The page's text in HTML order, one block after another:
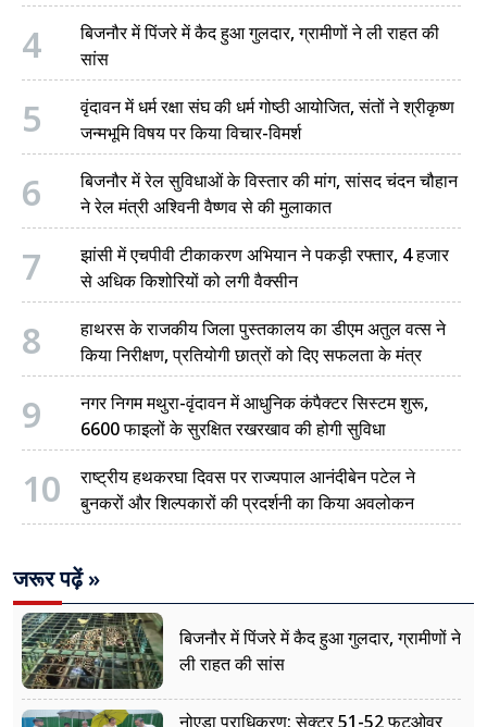
4
बिजनौर में पिंजरे में कैद हुआ गुलदार, ग्रामीणों ने ली राहत की
सांस
5
वृंदावन में धर्म रक्षा संघ की धर्म गोष्ठी आयोजित, संतों ने श्रीकृष्ण
जन्मभूमि विषय पर किया विचार-विमर्श
6
बिजनौर में रेल सुविधाओं के विस्तार की मांग, सांसद चंदन चौहान
ने रेल मंत्री अश्विनी वैष्णव से की मुलाकात
7
झांसी में एचपीवी टीकाकरण अभियान ने पकड़ी रफ्तार, 4 हजार
से अधिक किशोरियों को लगी वैक्सीन
8
हाथरस के राजकीय जिला पुस्तकालय का डीएम अतुल वत्स ने
किया निरीक्षण, प्रतियोगी छात्रों को दिए सफलता के मंत्र
9
नगर निगम मथुरा-वृंदावन में आधुनिक कंपैक्टर सिस्टम शुरू,
6600 फाइलों के सुरक्षित रखरखाव की होगी सुविधा
10
राष्ट्रीय हथकरघा दिवस पर राज्यपाल आनंदीबेन पटेल ने
बुनकरों और शिल्पकारों की प्रदर्शनी का किया अवलोकन
जरूर पढ़ें »
बिजनौर में पिंजरे में कैद हुआ गुलदार, ग्रामीणों ने
ली राहत की सांस